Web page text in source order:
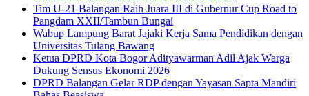
Tim U-21 Balangan Raih Juara III di Gubernur Cup Road to
Pangdam XXII/Tambun Bungai
Wabup Lampung Barat Jajaki Kerja Sama Pendidikan dengan
Universitas Tulang Bawang
Ketua DPRD Kota Bogor Adityawarman Adil Ajak Warga
Dukung Sensus Ekonomi 2026
DPRD Balangan Gelar RDP dengan Yayasan Sapta Mandiri